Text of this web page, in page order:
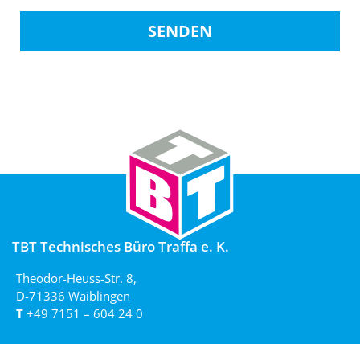
SENDEN
TBT Technisches Büro Traffa e. K.
Theodor-Heuss-Str. 8,
D-71336 Waiblingen
T +49 7151 – 604 24 0